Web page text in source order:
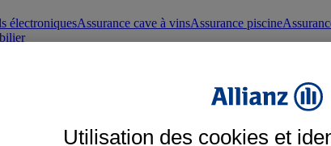
électroniquesAssurance cave à vinsAssurance piscine
Conseils santé
Utilisation des cookies et